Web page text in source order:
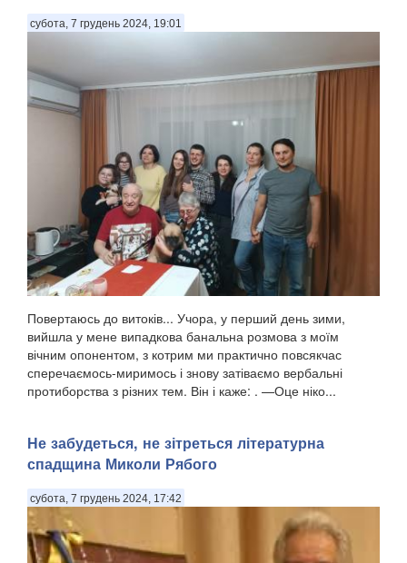
Смачного! Мабуть, із рік тому я звернув увагу на те, що в
регулярних і немилосердних обстрілах росіянцями наших
споконвічних територій так чи інакше під вогнем артилерії,
мінометів та ракет і, звичайно ж, проклятих «Шахедів»
замало не щодня щонайбільше...
субота, 7 грудень 2024, 19:01
Повертаюсь до витоків... Учора, у перший день зими,
вийшла у мене випадкова банальна розмова з моїм
вічним опонентом, з котрим ми практично повсякчас
сперечаємось-миримось і знову затіваємо вербальні
протиборства з різних тем. Він і каже: . —Оце ніко...
Не забудеться, не зітреться літературна
спадщина Миколи Рябого
субота, 7 грудень 2024, 17:42